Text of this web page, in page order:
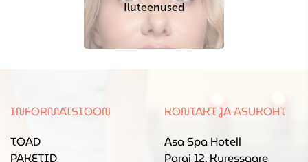
Iluteenused
INFORMATSIOON
TOAD
PAKETID
KONTAKT JA ASUKOHT
Asa Spa Hotell
Pargi 12, Kuressaare